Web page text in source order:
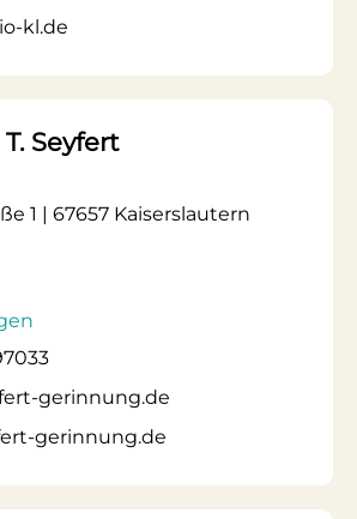
kl.de
Seyfert
1 | 67657 Kaiserslautern
gerinnung.de
gerinnung.de